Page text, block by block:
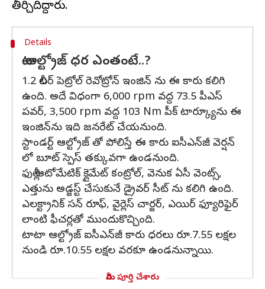
Details
టాటా ఆల్ట్రోజ్ ధర ఎంతంటే..?
1.2 లీటర్ పెట్రోల్ రెవోట్రోన్ ఇంజిన్ ను ఈ కారు కలిగి
ఉంది. అదే విధంగా 6,000 rpm వద్ద 73.5 పీఎస్
పవర్, 3,500 rpm వద్ద 103 Nm పీక్ టార్క్యూను ఈ
ఇంజిన్‌ను ఇది జనరేట్ చేయనుంది.
స్టాండర్ట్ ఆల్ట్రోజ్ తో పోలిస్తే ఈ కారు ఐసీఎన్‌జీ వెర్షన్
లో బూట్ స్పెస్ తక్కువగా ఉండనుంది.
ఫుల్లీ ఆటోమేటిక్ క్లైమేట్ కంట్రోల్, వెనుక ఏసీ వెంట్స్,
ఎత్తును అడ్జస్ట్ చేసుకునే డ్రైవర్ సీట్ ను కలిగి ఉంది.
ఎలక్ట్రానిక్ సన్ రూఫ్, వైర్లెస్ చార్జర్, ఎయిర్ ఫ్యూరిఫైర్
లాంటి ఫీచర్లతో ముందుకొచ్చింది.
టాటా ఆల్ట్రోజ్ ఐసీఎన్‌జీ కారు ధరలు రూ.7.55 లక్షల
నుండి రూ.10.55 లక్షల వరకూ ఉండనున్నాయి.
మీరు పూర్తి చేశారు